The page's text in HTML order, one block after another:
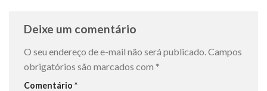
Deixe um comentário
O seu endereço de e-mail não será publicado. Campos
obrigatórios são marcados com *
Comentário *